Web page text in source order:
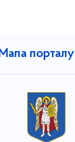
порталу